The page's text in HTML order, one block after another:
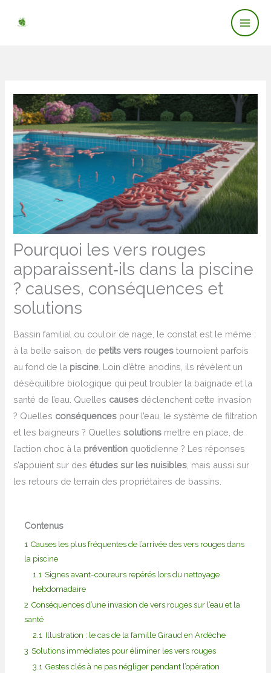
Pourquoi les vers rouges
apparaissent‑ils dans la piscine
? causes, conséquences et
solutions
Bassin familial ou couloir de nage, le constat est le même :
à la belle saison, de petits vers rouges tournoient parfois
au fond de la piscine . Loin d’être anodins, ils révèlent un
déséquilibre biologique qui peut troubler la baignade et la
santé de l’eau. Quelles causes déclenchent cette invasion
? Quelles conséquences pour l’eau, le système de filtration
et les baigneurs ? Quellessolutions mettre en place, de
l’action choc à la prévention quotidienne ? Les réponses
s’appuient sur desétudes sur les nuisibles , mais aussi sur
les retours de terrain des propriétaires de bassins.
Contenus
1 Causes les plus fréquentes de l’arrivée des vers rouges dans
la piscine
1.1 Signes avant-coureurs repérés lors du nettoyage
hebdomadaire
2 Conséquences d’une invasion de vers rouges sur l’eau et la
santé
2.1 Illustration : le cas de la famille Giraud en Ardèche
3 Solutions immédiates pour éliminer les vers rouges
3.1 Gestes clés à ne pas négliger pendant l’opération